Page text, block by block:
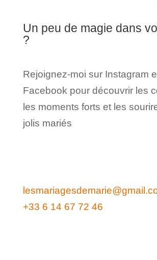
Un peu de magie dans
?
Rejoignez-moi sur Instagram
Facebook pour découvrir les
les moments forts et les
jolis mariés
+33 6 14 67 72 46